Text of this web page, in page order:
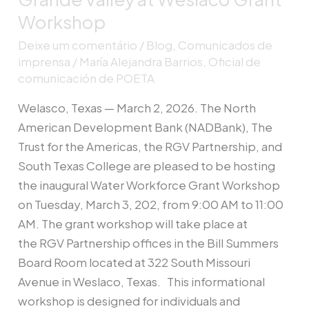
Workshop
Deixe um comentário / Blog Comunicados de
imprensa / María Alejandra Barrios, Oficial de
comunicación de POETA
Welasco, Texas — March 2, 2026. The North
American Development Bank (NADBank), The
Trust for the Americas, the RGV Partnership, and
South Texas College are pleased to be hosting
the inaugural Water Workforce Grant Workshop
on Tuesday, March 3, 202, from 9:00 AM to 11:00
AM. The grant workshop will take place at
the RGV Partnership offices in the Bill Summers
Board Room located at 322 South Missouri
Avenue in Weslaco, Texas. This informational
workshop is designed for individuals and
Rio
Valley
at
Grant
Workshop